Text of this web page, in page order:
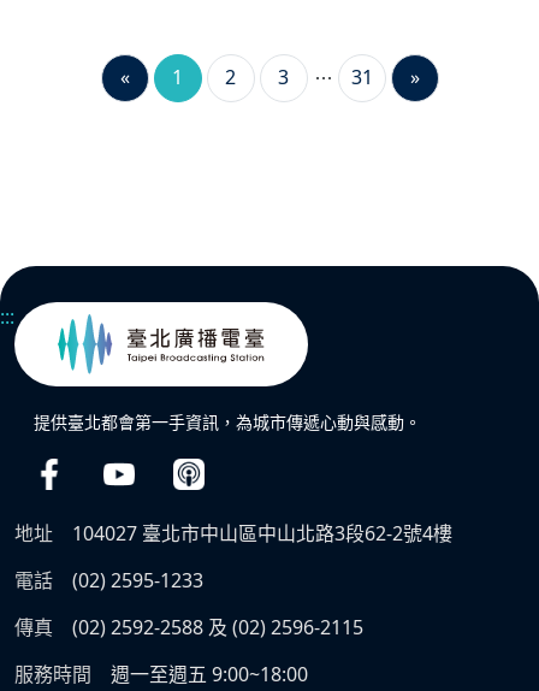
« 1 2 3 31 »
:::
提供臺北都會第一手資訊，為城市傳遞心動與感動。
地址
104027 臺北市中山區中山北路3段62-2號4樓
電話
(02) 2595-1233
傳真
(02) 2592-2588 及 (02) 2596-2115
服務時間
週一至週五 9:00~18:00